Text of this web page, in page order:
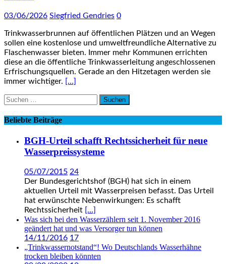
03/06/2026 Siegfried Gendries 0
Trinkwasserbrunnen auf öffentlichen Plätzen und an Wegen
sollen eine kostenlose und umweltfreundliche Alternative zu
Flaschenwasser bieten. Immer mehr Kommunen errichten
diese an die öffentliche Trinkwasserleitung angeschlossenen
Erfrischungsquellen. Gerade an den Hitzetagen werden sie
immer wichtiger. […]
Suchen
Beliebte Beiträge
BGH-Urteil schafft Rechtssicherheit für neue
Wasserpreissysteme
05/07/2015 24
Der Bundesgerichtshof (BGH) hat sich in einem
aktuellen Urteil mit Wasserpreisen befasst. Das Urteil
hat erwünschte Nebenwirkungen: Es schafft
Rechtssicherheit [...]
Was sich bei den Wasserzählern seit 1. November 2016
geändert hat und was Versorger tun können
14/11/2016 17
„Trinkwassernotstand“! Wo Deutschlands Wasserhähne
trocken bleiben könnten